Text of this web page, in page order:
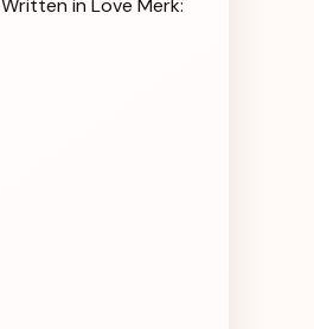
Written in Love Merk: